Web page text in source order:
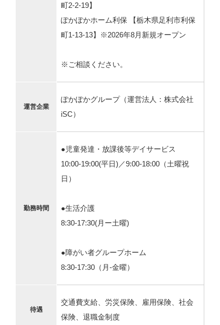
町2-2-19】
ぽかぽかホーム利保 【栃木県足利市利保
町1-13-13】※2026年8月新規オープン
※ご相談ください。
運営企業
ぽかぽかグループ（運営法人：株式会社
iSC）
勤務時間
●児童発達・放課後等デイサービス
10:00‐19:00(平日)／9:00‐18:00（土曜祝
日）
●生活介護
8:30‐17:30(月ー土曜)
●障がい者グループホーム
8:30‐17:30（月-金曜）
待遇
交通費支給、労災保険、雇用保険、社会
保険、退職金制度